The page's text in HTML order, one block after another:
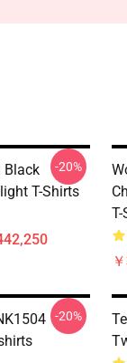
Black
T-Shirts
-20%
-20%